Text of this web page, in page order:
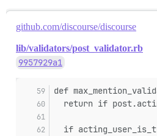
github.com/discourse/discourse
lib/validators/post_validator.rb
9957929a1
def
return if
if